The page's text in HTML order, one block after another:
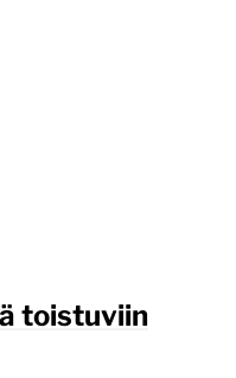
toistuviin